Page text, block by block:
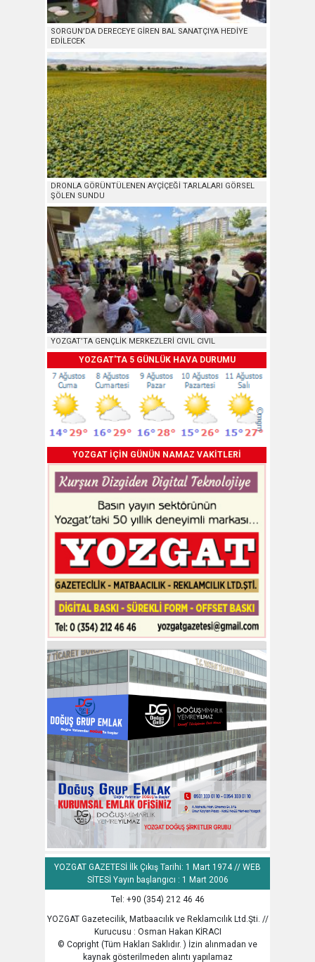
SORGUN’DA DERECEYE GİREN BAL SANATÇIYA HEDİYE
EDİLECEK
DRONLA GÖRÜNTÜLENEN AYÇİÇEĞİ TARLALARI GÖRSEL
ŞÖLEN SUNDU
YOZGAT’TA GENÇLİK MERKEZLERİ CIVIL CIVIL
YOZGAT'TA 5 GÜNLÜK HAVA DURUMU
YOZGAT İÇİN GÜNÜN NAMAZ VAKİTLERİ
YOZGAT GAZETESİ İlk Çıkış Tarihi: 1 Mart 1974 // WEB
SİTESİ Yayın başlangıcı : 1 Mart 2006
Tel: +90 (354) 212 46 46
YOZGAT Gazetecilik, Matbaacılık ve Reklamcılık Ltd.Şti. //
Kurucusu : Osman Hakan KİRACI
© Copright (Tüm Hakları Saklıdır. ) İzin alınmadan ve
kaynak gösterilmeden alıntı yapılamaz